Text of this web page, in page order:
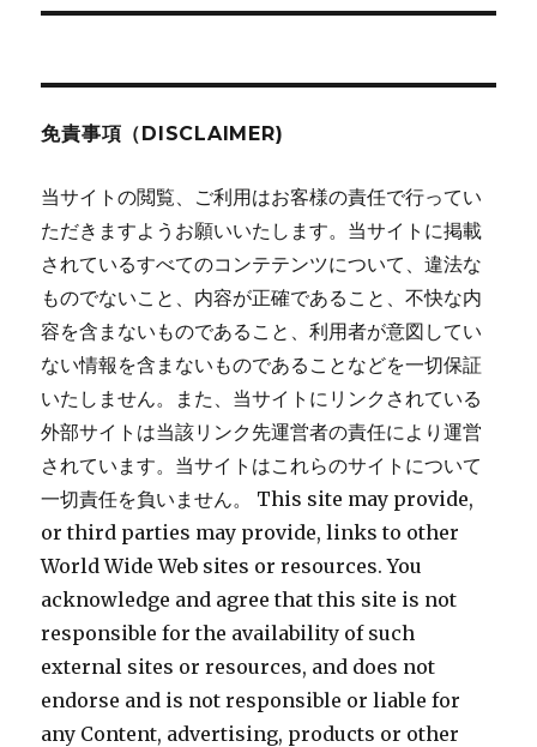
ン
稿:
免責事項（DISCLAIMER)
当サイトの閲覧、ご利用はお客様の責任で行ってい
ただきますようお願いいたします。当サイトに掲載
されているすべてのコンテテンツについて、違法な
ものでないこと、内容が正確であること、不快な内
容を含まないものであること、利用者が意図してい
ない情報を含まないものであることなどを一切保証
いたしません。また、当サイトにリンクされている
外部サイトは当該リンク先運営者の責任により運営
されています。当サイトはこれらのサイトについて
一切責任を負いません。 This site may provide,
or third parties may provide, links to other
World Wide Web sites or resources. You
acknowledge and agree that this site is not
responsible for the availability of such
external sites or resources, and does not
endorse and is not responsible or liable for
any Content, advertising, products or other